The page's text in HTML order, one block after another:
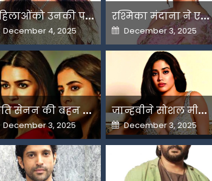
म
हिलाओंको उनकी पसंद के लिए उन्हें जज किया जाता है-मलाइका
Posted
on
December 4, 2025
र
श्मिका मंदाना ने एआई के बढ़ते दुरुपयोग पर जतायी नाराजगी
Posted
on
December 3, 2025
क
ृति सेनन की बहन नूपुर अगले महीने करेंगी डेस्टिनेशन मैरिज
Posted
on
December 3, 2025
ज
ान्हवीने सोशल मीडियापर उठाये सवाल
Posted
on
December 3, 2025